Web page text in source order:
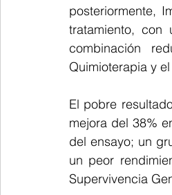
posteriormente,
tratamiento, con
combinación
Quimioterapia y
El pobre
mejora del 38%
del ensayo; un
un peor
Supervivencia